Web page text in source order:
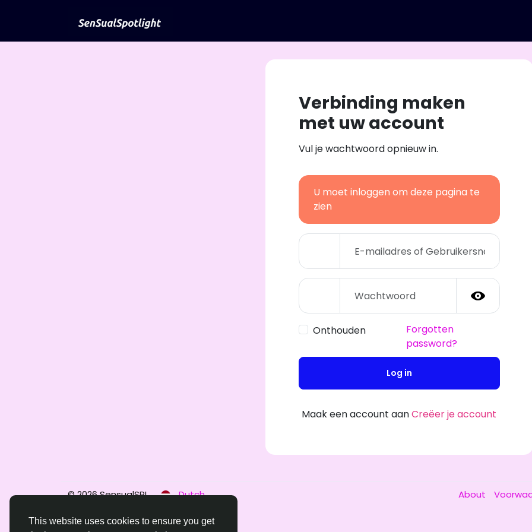
This website uses cookies to ensure you get
Verbinding maken
met uw account
Vul je wachtwoord opnieuw in.
U moet inloggen om deze pagina te
zien
Onthouden
Forgotten
password?
Log in
Maak een account aanCreëer je account
© 2026 SensualSPL Dutch About